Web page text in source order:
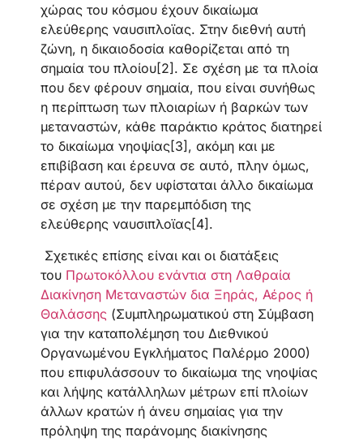
χώρας του κόσμου έχουν δικαίωμα
ελεύθερης ναυσιπλοϊας. Στην διεθνή αυτή
ζώνη, η δικαιοδοσία καθορίζεται από τη
σημαία του πλοίου[2]. Σε σχέση με τα πλοία
που δεν φέρουν σημαία, που είναι συνήθως
η περίπτωση των πλοιαρίων ή βαρκών των
μεταναστών, κάθε παράκτιο κράτος διατηρεί
το δικαίωμα νηοψίας[3], ακόμη και με
επιβίβαση και έρευνα σε αυτό, πλην όμως,
πέραν αυτού, δεν υφίσταται άλλο δικαίωμα
σε σχέση με την παρεμπόδιση της
ελεύθερης ναυσιπλοϊας[4].
Σχετικές επίσης είναι και οι διατάξεις
του Πρωτοκόλλου ενάντια στη Λαθραία
Διακίνηση Μεταναστών δια Ξηράς, Αέρος ή
Θαλάσσης (Συμπληρωματικού στη Σύμβαση
για την καταπολέμηση του Διεθνικού
Οργανωμένου Εγκλήματος Παλέρμο 2000)
που επιφυλάσσουν το δικαίωμα της νηοψίας
και λήψης κατάλληλων μέτρων επί πλοίων
άλλων κρατών ή άνευ σημαίας για την
πρόληψη της παράνομης διακίνησης